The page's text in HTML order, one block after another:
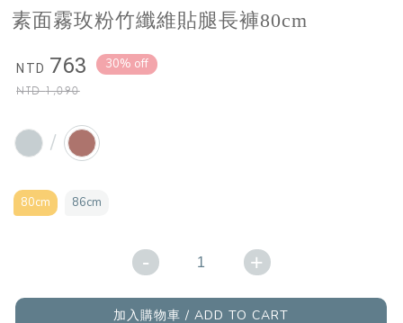
素面霧玫粉竹纖維貼腿長褲80cm
NTD 763
NTD1,090
30% off
/
80cm 86cm
- +
加入購物車 / ADD TO CART